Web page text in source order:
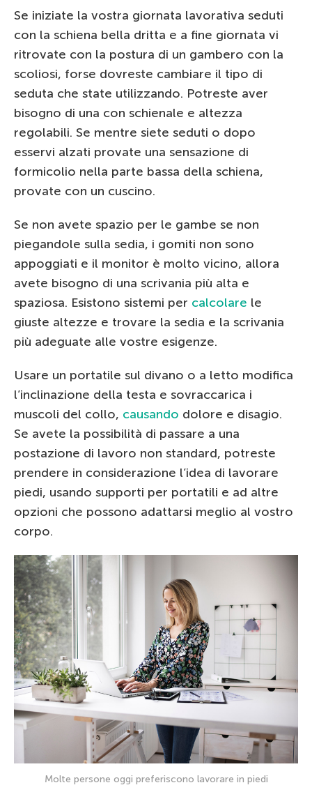
Se iniziate la vostra giornata lavorativa seduti
con la schiena bella dritta e a fine giornata vi
ritrovate con la postura di un gambero con la
scoliosi, forse dovreste cambiare il tipo di
seduta che state utilizzando. Potreste aver
bisogno di una con schienale e altezza
regolabili. Se mentre siete seduti o dopo
esservi alzati provate una sensazione di
formicolio nella parte bassa della schiena,
provate con un cuscino.
Se non avete spazio per le gambe se non
piegandole sulla sedia, i gomiti non sono
appoggiati e il monitor è molto vicino, allora
avete bisogno di una scrivania più alta e
spaziosa. Esistono sistemi per calcolare le
giuste altezze e trovare la sedia e la scrivania
più adeguate alle vostre esigenze.
Usare un portatile sul divano o a letto modifica
l’inclinazione della testa e sovraccarica i
muscoli del collo, causando dolore e disagio.
Se avete la possibilità di passare a una
postazione di lavoro non standard, potreste
prendere in considerazione l’idea di lavorare
piedi, usando supporti per portatili e ad altre
opzioni che possono adattarsi meglio al vostro
corpo.
Molte persone oggi preferiscono lavorare in piedi